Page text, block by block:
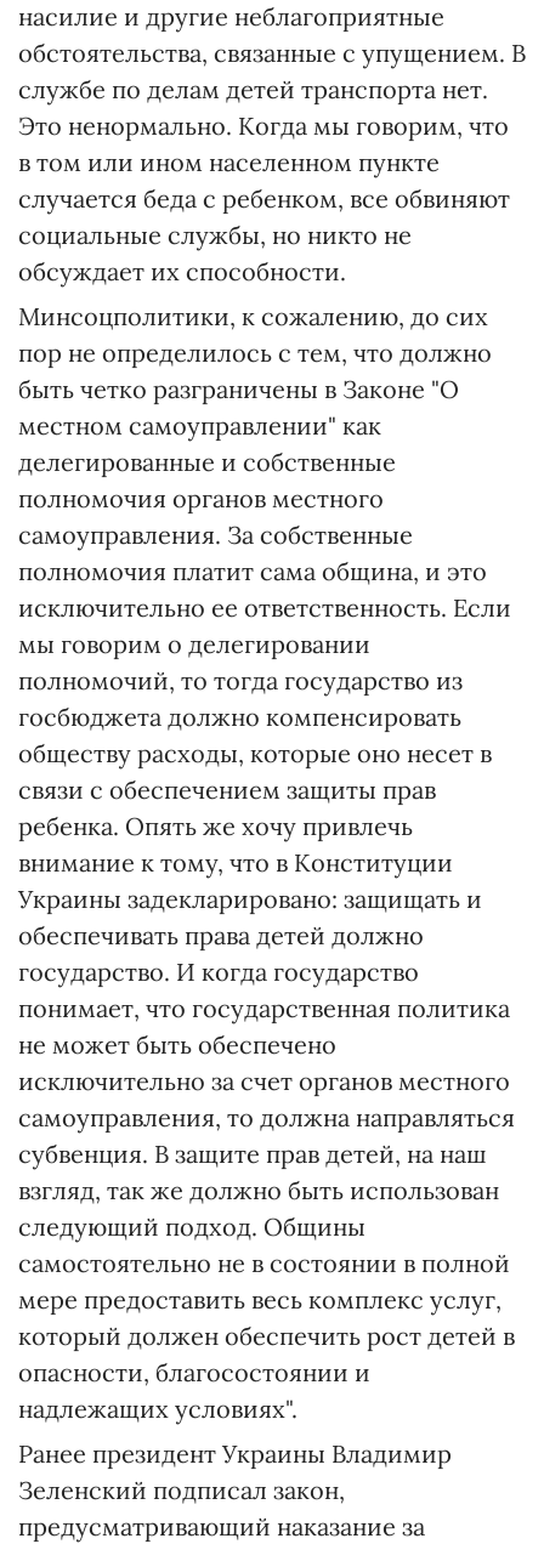
насилие и другие неблагоприятные
обстоятельства, связанные с упущением. В
службе по делам детей транспорта нет.
Это ненормально. Когда мы говорим, что
в том или ином населенном пункте
случается беда с ребенком, все обвиняют
социальные службы, но никто не
обсуждает их способности.
Минсоцполитики, к сожалению, до сих
пор не определилось с тем, что должно
быть четко разграничены в Законе "О
местном самоуправлении" как
делегированные и собственные
полномочия органов местного
самоуправления. За собственные
полномочия платит сама община, и это
исключительно ее ответственность. Если
мы говорим о делегировании
полномочий, то тогда государство из
госбюджета должно компенсировать
обществу расходы, которые оно несет в
связи с обеспечением защиты прав
ребенка. Опять же хочу привлечь
внимание к тому, что в Конституции
Украины задекларировано: защищать и
обеспечивать права детей должно
государство. И когда государство
понимает, что государственная политика
не может быть обеспечено
исключительно за счет органов местного
самоуправления, то должна направляться
субвенция. В защите прав детей, на наш
взгляд, так же должно быть использован
следующий подход. Общины
самостоятельно не в состоянии в полной
мере предоставить весь комплекс услуг,
который должен обеспечить рост детей в
опасности, благосостоянии и
надлежащих условиях".
Ранее президент Украины Владимир
Зеленский подписал закон,
предусматривающий наказание за